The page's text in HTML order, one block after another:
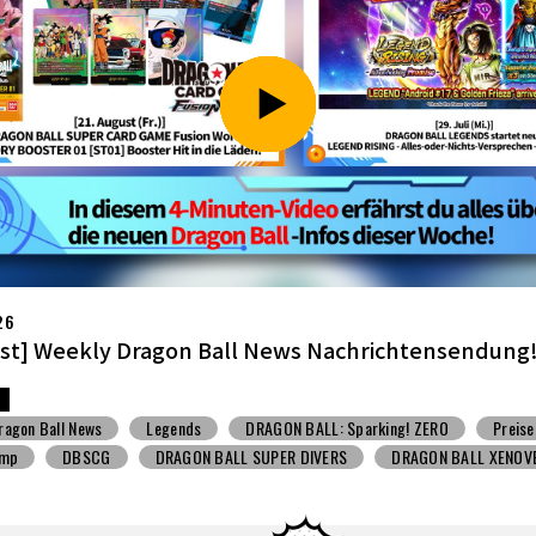
Weekly Dragon Ball News -Sendung!
Ball News
Spielzeug mit Süßigkeiten V Jump
DBSCG
SUPER DIVERS
DRAGON BALL XENOVERSE ３